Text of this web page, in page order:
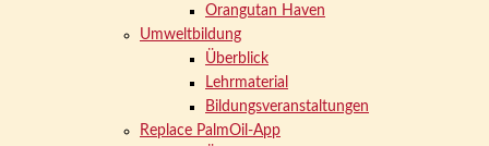
Orangutan Haven
Umweltbildung
Überblick
Lehrmaterial
Bildungsveranstaltungen
Replace PalmOil-App